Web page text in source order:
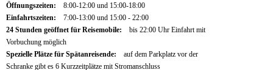
Öffnungszeiten:
8:00-12:00 und 15:00-18:00
Einfahrtszeiten:
7:00-13:00 und 15:00 - 22:00
24 Stunden geöffnet für Reisemobile:
bis 22:00 Uhr Einfahrt mit
Vorbuchung möglich
Spezielle Plätze für Spätanreisende:
auf dem Parkplatz vor der
Schranke gibt es 6 Kurzzeitplätze mit Stromanschluss